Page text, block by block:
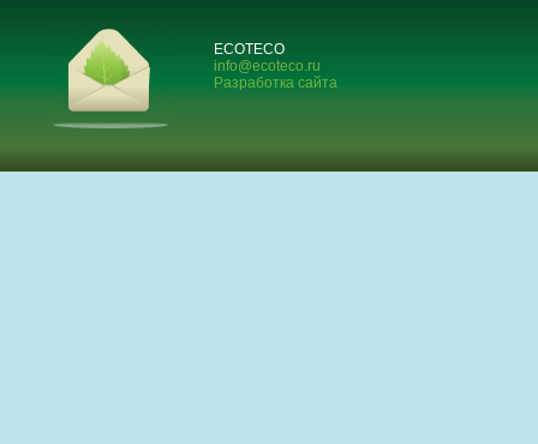
ECOTECO
info@ecoteco.ru
Разработка сайта